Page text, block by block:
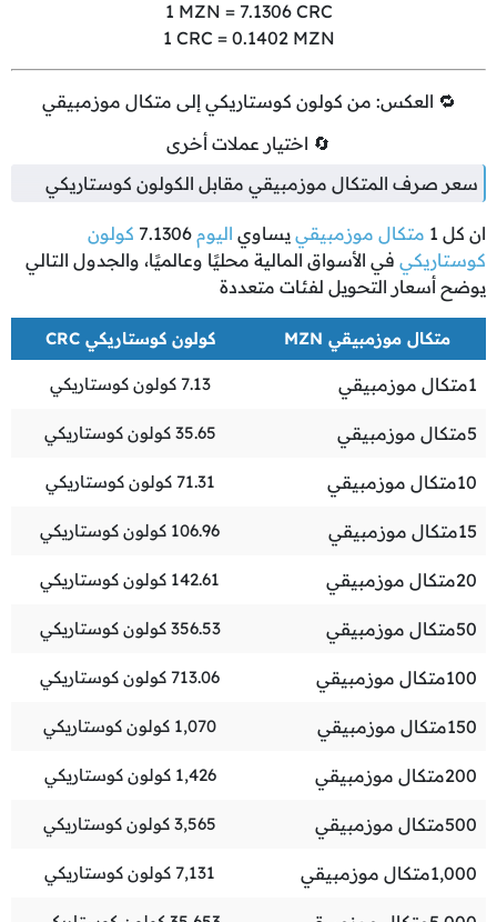
1 MZN = 7.1306CRC
1 CRC = 0.1402MZN
🔁 العكس: من كولون كوستاريكي إلى متكال موزمبيقي
🔄 اختيار عملات أخرى
سعر صرف المتكال موزمبيقي مقابل الكولون كوستاريكي
ان كل 1 متكال موزمبيقي يساوي اليوم 7.1306 كولون
كوستاريكي في الأسواق المالية محليًا وعالميًا، والجدول التالي
يوضح أسعار التحويل لفئات متعددة
متكال موزمبيقي MZN كولون كوستاريكي CRC
1متكال موزمبيقي 7.13 كولون كوستاريكي
5متكال موزمبيقي 35.65 كولون كوستاريكي
10متكال موزمبيقي 71.31 كولون كوستاريكي
15متكال موزمبيقي 106.96 كولون كوستاريكي
20متكال موزمبيقي 142.61 كولون كوستاريكي
50متكال موزمبيقي 356.53 كولون كوستاريكي
100متكال موزمبيقي 713.06 كولون كوستاريكي
150متكال موزمبيقي 1,070 كولون كوستاريكي
200متكال موزمبيقي 1,426 كولون كوستاريكي
500متكال موزمبيقي 3,565 كولون كوستاريكي
1,000متكال موزمبيقي 7,131 كولون كوستاريكي